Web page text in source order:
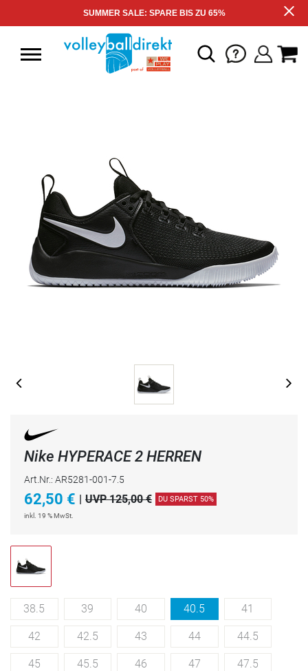
SUMMER SALE: SPARE BIS ZU 65%
Nike HYPERACE 2 HERREN
Art.Nr.: AR5281-001-7.5
62,50 € | UVP 125,00 € DU SPARST 50%
inkl. 19 % MwSt.
38.5 39 40 40.5 41
42 42.5 43 44 44.5
45 45.5 46 47 47.5